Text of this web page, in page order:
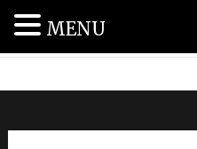
springen
SV Haag 1955 e.V.
MENU